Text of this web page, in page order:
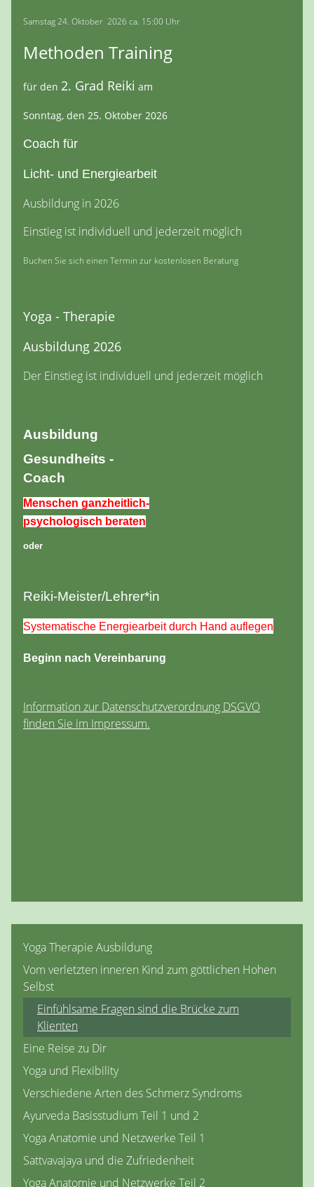
Yoga Therapie Ausbildung
Vom verletzten inneren Kind zum göttlichen Hohen
Selbst
Einfühlsame Fragen sind die Brücke zum
Klienten
Eine Reise zu Dir
Yoga und Flexibility
Verschiedene Arten des Schmerz Syndroms
Ayurveda Basisstudium Teil 1 und 2
Yoga Anatomie und Netzwerke Teil 1
Sattvavajaya und die Zufriedenheit
Yoga Anatomie und Netzwerke Teil 2
Samstag 24. Oktober 2026 ca. 15:00 Uhr
Methoden Training
für den 2. Grad Reiki am
Sonntag, den 25. Oktober 2026
Coach für
Licht- und Energiearbeit
Ausbildung in 2026
Einstieg ist individuell und jederzeit möglich
Buchen Sie sich einen Termin zur kostenlosen Beratung
Yoga - Therapie
Ausbildung 2026
Der Einstieg ist individuell und jederzeit möglich
Ausbildung
Gesundheits -
Coach
Menschen ganzheitlich-
psychologisch beraten
oder
Reiki-Meister/Lehrer*in
Systematische Energiearbeit durch Hand auflegen
Beginn nach Vereinbarung
Information zur Datenschutzverordnung DSGVO
finden Sie im Impressum.